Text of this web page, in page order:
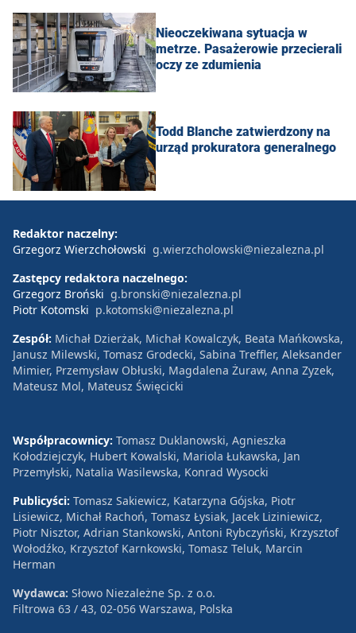
Nieoczekiwana sytuacja w
metrze. Pasażerowie przecierali
oczy ze zdumienia
Todd Blanche zatwierdzony na
urząd prokuratora generalnego
Redaktor naczelny:
Grzegorz Wierzchołowski g.wierzcholowski@niezalezna.pl
Zastępcy redaktora naczelnego:
Grzegorz Broński g.bronski@niezalezna.pl
Piotr Kotomski p.kotomski@niezalezna.pl
Zespół: Michał Dzierżak, Michał Kowalczyk, Beata Mańkowska,
Janusz Milewski, Tomasz Grodecki, Sabina Treffler, Aleksander
Mimier, Przemysław Obłuski, Magdalena Żuraw, Anna Zyzek,
Mateusz Mol, Mateusz Święcicki
Współpracownicy: Tomasz Duklanowski, Agnieszka
Kołodziejczyk, Hubert Kowalski, Mariola Łukawska, Jan
Przemyłski, Natalia Wasilewska, Konrad Wysocki
Publicyści: Tomasz Sakiewicz, Katarzyna Gójska, Piotr
Lisiewicz, Michał Rachoń, Tomasz Łysiak, Jacek Liziniewicz,
Piotr Nisztor, Adrian Stankowski, Antoni Rybczyński, Krzysztof
Wołodźko, Krzysztof Karnkowski, Tomasz Teluk, Marcin
Herman
Wydawca: Słowo Niezależne Sp. z o.o.
Filtrowa 63 / 43, 02-056 Warszawa, Polska